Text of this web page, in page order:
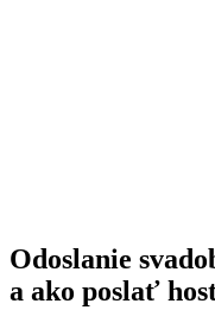
Odoslanie
a ako poslať